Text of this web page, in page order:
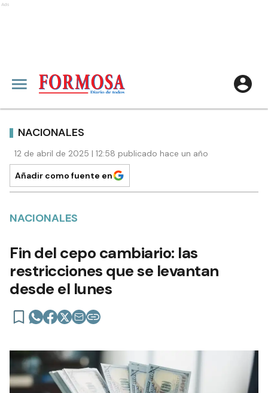
Ads
NACIONALES
12 de abril de 2025 | 12:58 publicado hace un año
Añadir como fuente en
NACIONALES
Fin del cepo cambiario: las
restricciones que se levantan
desde el lunes